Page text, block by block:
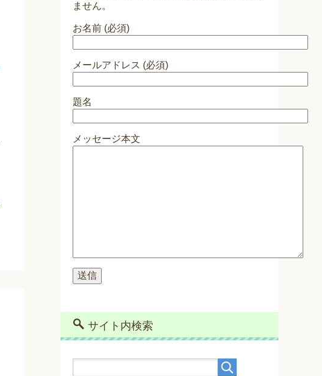
ません。
お名前 (必須)
メールアドレス (必須)
題名
メッセージ本文
サイト内検索